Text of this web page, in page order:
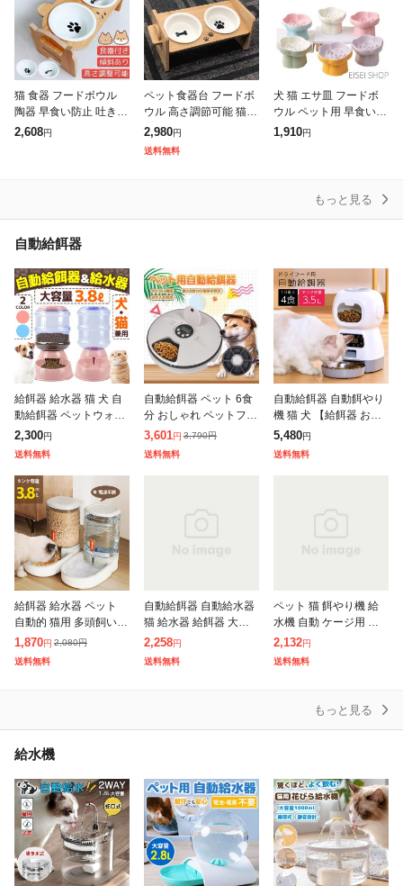
猫 食器 フードボウル
陶器 早食い防止 吐き戻
し防止 猫の食器 餌入れ
2,608円
ペット食器台 フードボ
ウル 高さ調節可能 猫食
器 犬食器 ネコボウル
猫用 犬用 陶器お皿 天
2,980円
送料無料
犬 猫 エサ皿 フードボ
ウル ペット用 早食い防
止 防止 ペットボウル
1,910円
もっと見る
自動給餌器
給餌器 給水器 猫 犬 自
動給餌器 ペットウォー
ター 自動給水器 ペット
ボトル ペット 餌 自動
ーダー
2,300円
送料無料
自動給餌器 ペット 6食
分 おしゃれ ペットフィ
ーダー ペット用品 健康
管理 餌やり機 自動 犬
3,601円 3,790円
送料無料
自動給餌器 自動餌やり
機 猫 犬 【給餌器 おす
すめ No1】オートペッ
トフィーダー 5g単位 定
5,480円
送料無料
給餌器 給水器 ペット
自動的 猫用 多頭飼い
猫 犬 自動給水器 餌や
り機 取り外し可能 2匹
1,870円 2,080円
送料無料
自動給餌器 自動給水器
猫 給水器 給餌器 大容
量 自動 犬 ペット フー
ド ディスペンサー オー
2,258円
送料無料
ペット 猫 餌やり機 給
水機 自動 ケージ用 給
餌器 コードレス 電源電
池不要 餌皿 エサ入れ
2,132円
送料無料
もっと見る
給水機